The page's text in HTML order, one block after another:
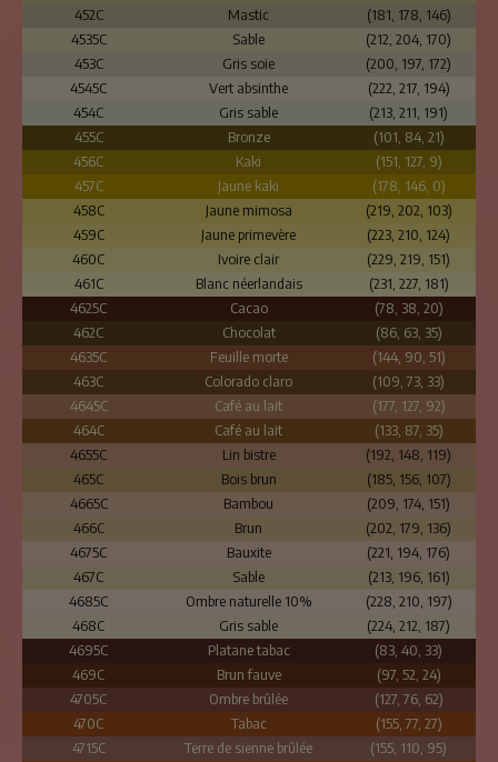
452C
Mastic
(181, 178, 146)
4535C
Sable
(212, 204, 170)
453C
Gris soie
(200, 197, 172)
4545C
Vert absinthe
(222, 217, 194)
454C
Gris sable
(213, 211, 191)
455C
Bronze
(101, 84, 21)
456C
Kaki
(151, 127, 9)
457C
Jaune kaki
(178, 146, 0)
458C
Jaune mimosa
(219, 202, 103)
459C
Jaune primevère
(223, 210, 124)
460C
Ivoire clair
(229, 219, 151)
461C
Blanc néerlandais
(231, 227, 181)
4625C
Cacao
(78, 38, 20)
462C
Chocolat
(86, 63, 35)
4635C
Feuille morte
(144, 90, 51)
463C
Colorado claro
(109, 73, 33)
4645C
Café au lait
(177, 127, 92)
464C
Café au lait
(133, 87, 35)
4655C
Lin bistre
(192, 148, 119)
465C
Bois brun
(185, 156, 107)
4665C
Bambou
(209, 174, 151)
466C
Brun
(202, 179, 136)
4675C
Bauxite
(221, 194, 176)
467C
Sable
(213, 196, 161)
4685C
Ombre naturelle 10%
(228, 210, 197)
468C
Gris sable
(224, 212, 187)
4695C
Platane tabac
(83, 40, 33)
469C
Brun fauve
(97, 52, 24)
4705C
Ombre brûlée
(127, 76, 62)
470C
Tabac
(155, 77, 27)
4715C
Terre de sienne brûlée
(155, 110, 95)